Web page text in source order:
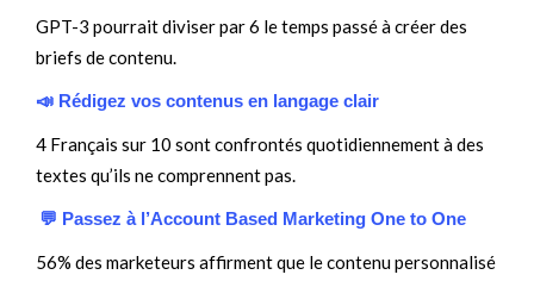
GPT-3 pourrait diviser par 6 le temps passé à créer des
briefs de contenu.
📣 Rédigez vos contenus en langage clair
4 Français sur 10 sont confrontés quotidiennement à des
textes qu’ils ne comprennent pas.
💬 Passez à l’Account Based Marketing One to One
56% des marketeurs affirment que le contenu personnalisé